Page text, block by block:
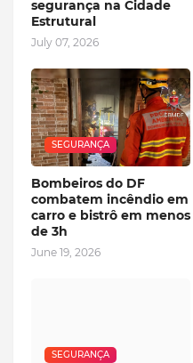
segurança na Cidade
Estrutural
July 07, 2026
SEGURANÇA
Bombeiros do DF
combatem incêndio em
carro e bistrô em menos
de 3h
June 19, 2026
SEGURANÇA